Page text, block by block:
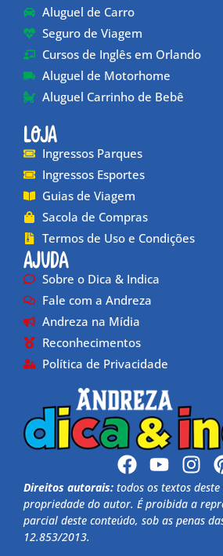
Aluguel de Carro
Seguro de Viagem
Cursos de Inglês em Orlando
Aluguel de Motorhome
Aluguel Carrinho de Bebê
Loja
Ingressos Parques
Ingressos Esportes
Guias de Viagem
Sacola de Compras
Termos de Uso e Condições
Ajuda
Sobre o Dica & Indica
Fale com a Andreza
Andreza na Mídia
Reconhecimentos
Política de Privacidade
Direitos autorais: todos os textos
propriedade do autor. É proibida a
parcial deste conteúdo, sob as penas
12.853/2013.